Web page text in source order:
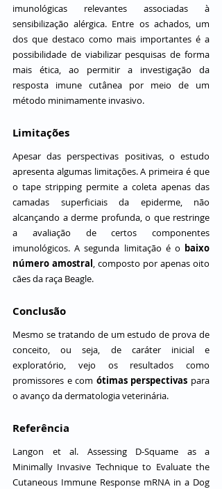
imunológicas relevantes associadas à
sensibilização alérgica. Entre os achados, um
dos que destaco como mais importantes é a
possibilidade de viabilizar pesquisas de forma
mais ética, ao permitir a investigação da
resposta imune cutânea por meio de um
método minimamente invasivo.
Limitações
Apesar das perspectivas positivas, o estudo
apresenta algumas limitações. A primeira é que
o tape stripping permite a coleta apenas das
camadas superficiais da epiderme, não
alcançando a derme profunda, o que restringe
a avaliação de certos componentes
imunológicos. A segunda limitação é o baixo
número amostral, composto por apenas oito
cães da raça Beagle.
Conclusão
Mesmo se tratando de um estudo de prova de
conceito, ou seja, de caráter inicial e
exploratório, vejo os resultados como
promissores e com ótimas perspectivas para
o avanço da dermatologia veterinária.
Referência
Langon et al. Assessing D-Squame as a
Minimally Invasive Technique to Evaluate the
Cutaneous Immune Response mRNA in a Dog